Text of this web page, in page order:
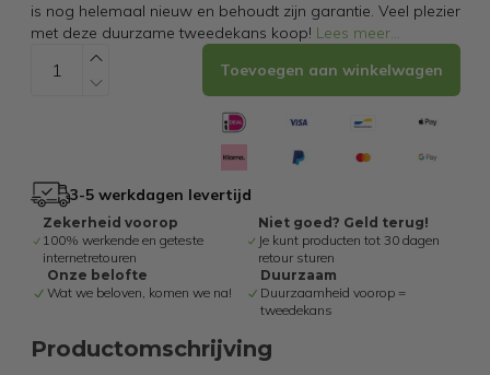
is nog helemaal nieuw en behoudt zijn garantie. Veel plezier
met deze duurzame tweedekans koop! Lees meer...
Toevoegen aan winkelwagen
3-5 werkdagen levertijd
Zekerheid voorop
100% werkende en geteste
internetretouren
Niet goed? Geld terug!
Je kunt producten tot 30 dagen
retour sturen
Onze belofte
Wat we beloven, komen we na!
Duurzaam
Duurzaamheid voorop =
tweedekans
Productomschrijving